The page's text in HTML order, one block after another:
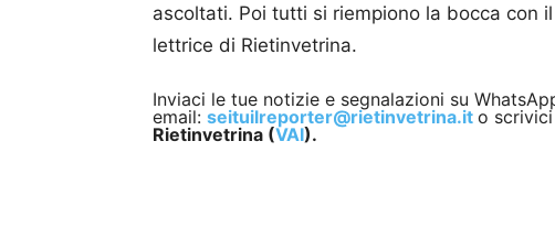
ascoltati. Poi tutti si riempiono la bocca con
lettrice di Rietinvetrina.
Inviaci le tue notizie e segnalazioni su
email: seituilreporter@rietinvetrina.it o
Rietinvetrina (VAI).